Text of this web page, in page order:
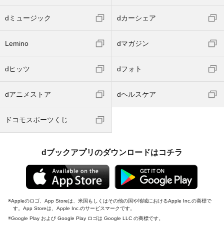
dミュージック dカーシェア
Lemino dマガジン
dヒッツ dフォト
dアニメストア dヘルスケア
ドコモスポーツくじ
dブックアプリのダウンロードはコチラ
Appleのロゴ、App Storeは、米国もしくはその他の国や地域におけるApple Inc.の商標で
す。App Storeは、Apple Inc.のサービスマークです。
Google Play および Google Play ロゴは Google LLC の商標です。